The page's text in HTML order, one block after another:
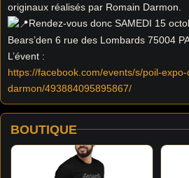
originaux réalisés par Romain Darmon.
Rendez-vous donc SAMEDI 15
Bears’den 6 rue des Lombards 75004
L’évent :
https://facebook.com/events/s/poil-
darmon/493884095895867/
BOUTIQUE